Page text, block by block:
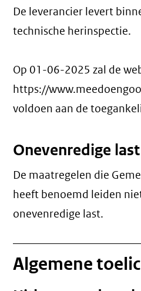
De leverancier levert
technische herinspectie.
Op 01-06-2025 zal de
https://
voldoen aan de
Onevenredige last
De maatregelen die
heeft benoemd leiden
onevenredige last.
Algemene